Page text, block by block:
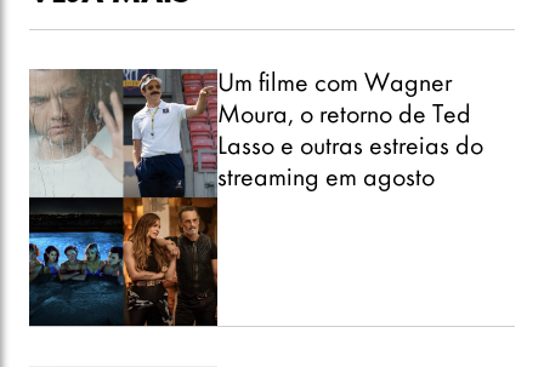
Um filme com Wagner
Moura, o retorno de Ted
Lasso e outras estreias do
streaming em agosto